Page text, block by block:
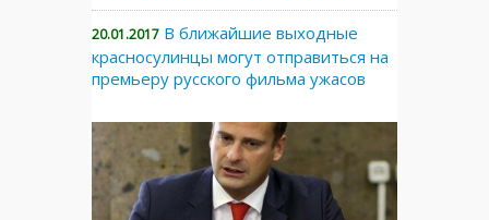
20.01.2017 В ближайшие выходные
красносулинцы могут отправиться на
премьеру русского фильма ужасов